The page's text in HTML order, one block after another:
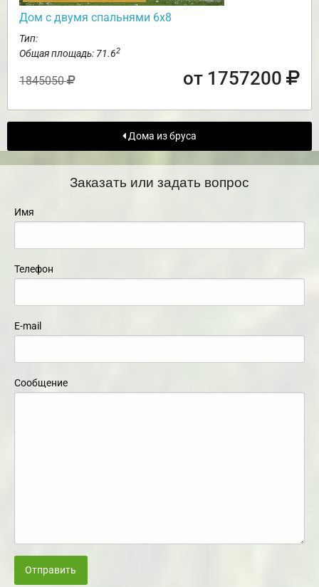
Дом с двумя спальнями 6х8
Тип:
Общая площадь: 71.62
1845050 от 1757200
Дома из бруса
Заказать или задать вопрос
Имя
Телефон
E-mail
Сообщение
Отправить